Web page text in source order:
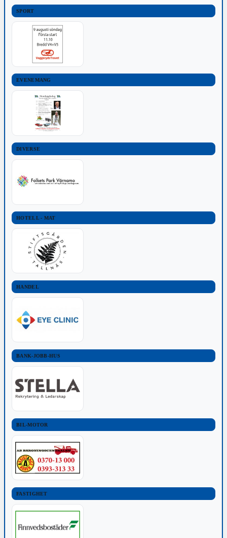
SPORT
EVENEMANG
DIVERSE
HOTELL - MAT
HANDEL
BANK-JOBB-HUS
BIL-MOTOR
FASTIGHET